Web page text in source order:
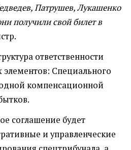
Патрушев, Лукашенко
получили свой билет в
ответственности
элементов: Специального
компенсационной
соглашение будет
и управленческие